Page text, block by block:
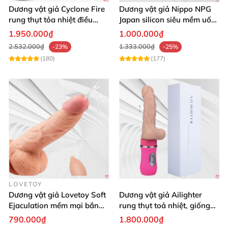
Dương vật giả Cyclone Fire
rung thụt tỏa nhiệt điều
khiển từ xa
1.950.000₫
2.532.000₫
-23%
(180)
Dương vật giả Nippo NPG
Japan silicon siêu mềm uốn
cong thoải mái
1.000.000₫
1.333.000₫
-25%
(177)
LOVETOY
Dương vật giả Lovetoy Soft
Ejaculation mềm mại bắn
nước
790.000₫
Dương vật giả Ailighter
rung thụt toả nhiệt, giống
thật cực phê
1.800.000₫